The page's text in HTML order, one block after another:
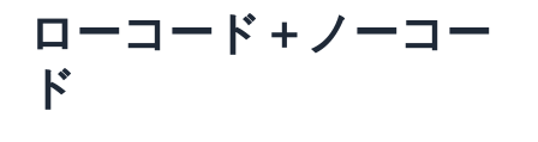
ローコード＋ノーコー
ド